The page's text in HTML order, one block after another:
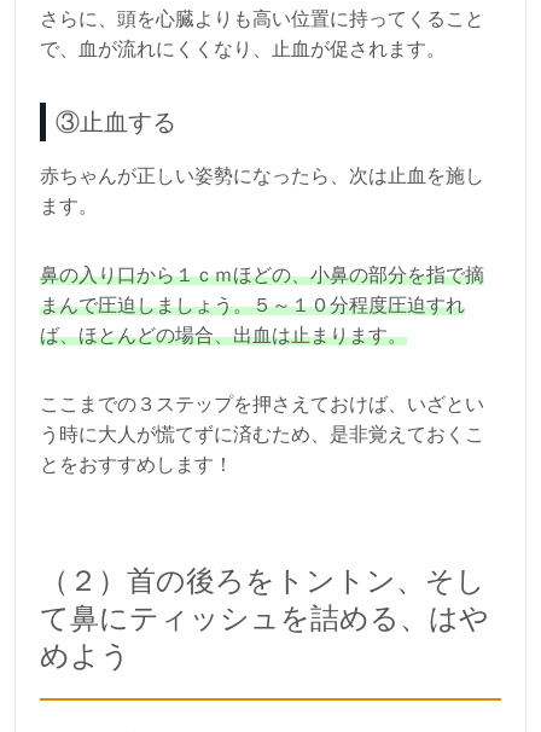
さらに、頭を心臓よりも高い位置に持ってくること
で、血が流れにくくなり、止血が促されます。
③止血する
赤ちゃんが正しい姿勢になったら、次は止血を施し
ます。
鼻の入り口から１ｃｍほどの、小鼻の部分を指で摘
まんで圧迫しましょう。５～１０分程度圧迫すれ
ば、ほとんどの場合、出血は止まります。
ここまでの３ステップを押さえておけば、いざとい
う時に大人が慌てずに済むため、是非覚えておくこ
とをおすすめします！
（２）首の後ろをトントン、そし
て鼻にティッシュを詰める、はや
めよう